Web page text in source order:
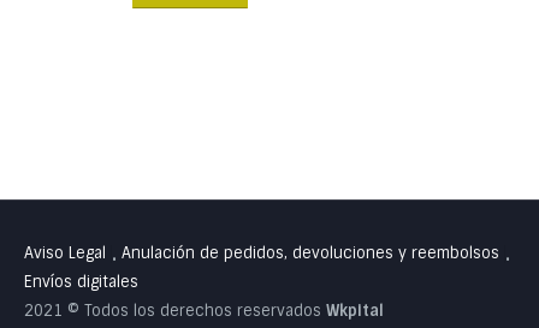
Aviso Legal • Anulación de pedidos, devoluciones y reembolsos •
Envíos digitales
2021 © Todos los derechos reservados Wkpital